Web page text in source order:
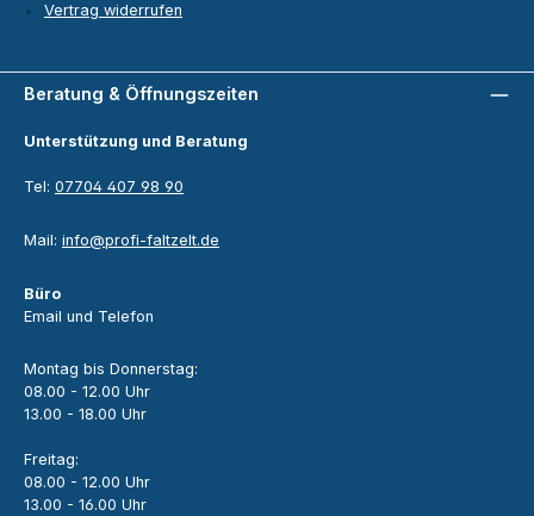
Beratung & Öffnungszeiten
Unterstützung und Beratung
Tel: 07704 407 98 90
Mail: info@profi-faltzelt.de
Büro
Email und Telefon
Montag bis Donnerstag:
08.00 - 12.00 Uhr
13.00 - 18.00 Uhr
Freitag:
08.00 - 12.00 Uhr
13.00 - 16.00 Uhr
Vertrag widerrufen